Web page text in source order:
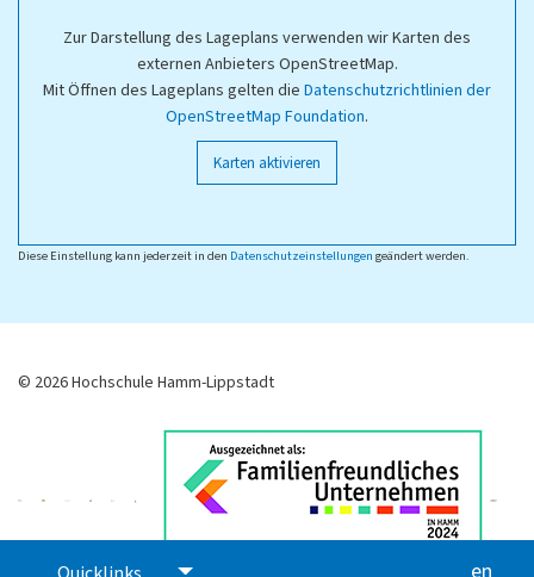
Zur Darstellung des Lageplans verwenden wir Karten des
externen Anbieters OpenStreetMap.
Mit Öffnen des Lageplans gelten die Datenschutzrichtlinien der
OpenStreetMap Foundation.
Karten aktivieren
Diese Einstellung kann jederzeit in den Datenschutzeinstellungen geändert werden.
© 2026 Hochschule Hamm-Lippstadt